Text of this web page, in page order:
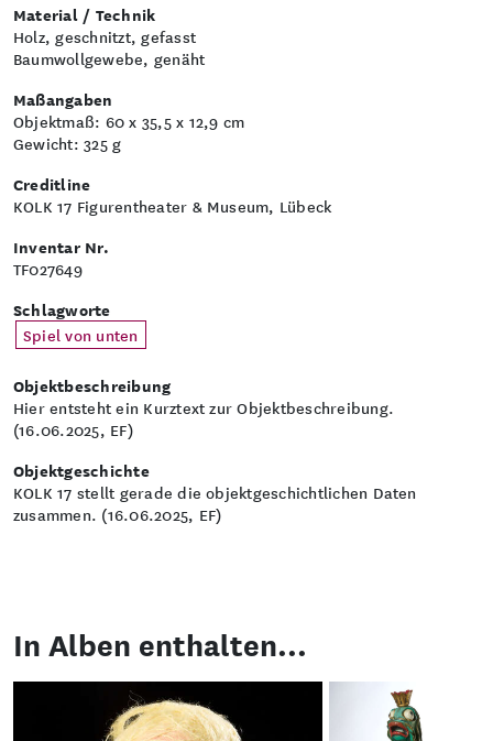
Material / Technik
Holz, geschnitzt, gefasst
Baumwollgewebe, genäht
Maßangaben
Objektmaß: 60 x 35,5 x 12,9 cm
Gewicht: 325 g
Creditline
KOLK 17 Figurentheater & Museum, Lübeck
Inventar Nr.
TF027649
Schlagworte
Spiel von unten
Objektbeschreibung
Hier entsteht ein Kurztext zur Objektbeschreibung.
(16.06.2025, EF)
Objektgeschichte
KOLK 17 stellt gerade die objektgeschichtlichen Daten
zusammen. (16.06.2025, EF)
In Alben enthalten...